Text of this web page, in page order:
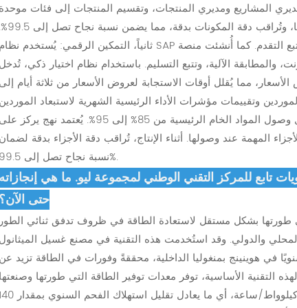
المشاريع ومديري المنتجات، وتقسيم المنتجات إلى فئات موحدة
ومخصصة. تُحدد المشاريع بوضوح مع مراحل إنجازها، وتُراقب دقة المكونات بدقة، مما يضمن نسبة نجاح تصل إلى 99.5%.
ثانياً، التمكين الرقمي: يُستخدم نظام SAP لتحويل أوامر الإنتاج تلقائياً، ومراقبة المواد آنياً، وتتبع التقدم. كما أُنشئت منصة
والمطابقة الآلية، وتتبع التسليم. باستخدام نظام اختيار ذكي، تُدخل
مما يُقلل أوقات الاستجابة لعروض الأسعار من ثلاثة أيام إلى
وتقييمات مؤشرات الأداء الرئيسية الشهرية لاستبعاد الموردين
الذين لا يستوفون المعايير، مما يؤدي إلى زيادة معدل وصول المواد الخام الرئيسية من 85% إلى 95%. يُعتمد نهج يركز على
المهمة عند وصولها. أثناء الإنتاج، تُراقب دقة الأجزاء بدقة لضمان
نسبة نجاح تصل إلى 99.5%.
تابع للمركز التقني الوطني لمجموعة ليو. ما هي إنجازاته
حتى الآن؟
طورتها بشكل مستقل لاستعادة الطاقة في ظروف تدفق ثنائي الطور
والدولي. وقد استُخدمت هذه التقنية في مصنع غسيل الميثانول
إنتاجية تبلغ 1.1 مليون طن سنويًا في هوينينج بمنغوليا الداخلية، محققةً وفورات في الطاقة تزيد عن
التقنية الأساسية، توفر معدات توفير الطاقة التي طورتها وصنعتها
بشكل مستقل في هذا المجال أكثر من 500 مليون كيلوواط/ساعة، أي ما يعادل تقليل استهلاك الفحم السنوي بمقدار 140